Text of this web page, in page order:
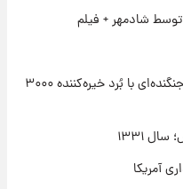
شادمهر + فیلم
سوخو-۳۰ با مخزن سوخت ۹.۶ تنی؛ جنگنده‌ای با بُرد خیره‌کننده ۳۰۰۰
۱۳۳۱
آمریکا